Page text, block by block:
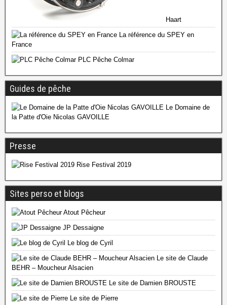
Haart
La référence du SPEY en
France
PLC Pêche Colmar
Guides de pêche
Le Domaine de
la Patte d'Oie Nicolas GAVOILLE
Presse
Rise Festival 2019
Sites perso et blogs
Atout Pêcheur
JP Dessaigne
Le blog de Cyril
Le site de Claude
BEHR – Moucheur Alsacien
Le site de Damien BROUSTE
Le site de Pierre